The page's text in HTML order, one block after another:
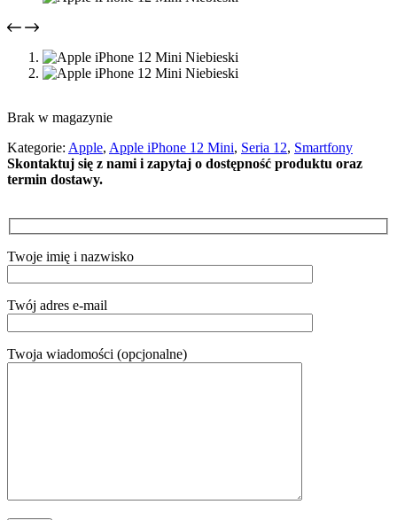
Brak w magazynie
Kategorie: Apple, Apple iPhone 12 Mini, Seria 12, Smartfony
Skontaktuj się z nami i zapytaj o dostępność produktu oraz
termin dostawy.
Twoje imię i nazwisko
Twój adres e-mail
Twoja wiadomości (opcjonalne)